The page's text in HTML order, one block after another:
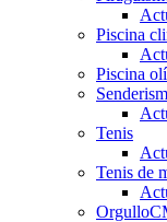
Piscina
Piscina
Tenis
Tenis de